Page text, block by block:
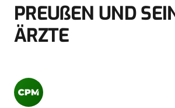
PREUßEN UND
ÄRZTE